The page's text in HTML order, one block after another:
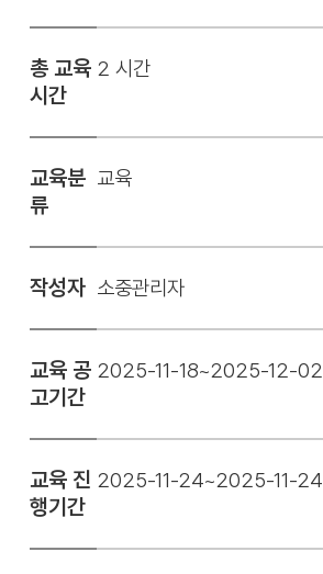
총 교육
시간
2 시간
교육분
류
교육
작성자 소중관리자
교육 공
고기간
2025-11-18~2025-12-02
교육 진
행기간
2025-11-24~2025-11-24